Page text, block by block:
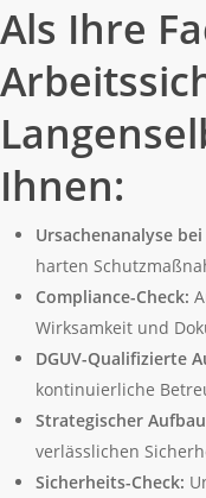
Als Ihre
Ihnen:
Ursachenanalyse
harten
Compliance-Check:
Wirksamkeit und
DGUV-Qualifizierte
kontinuierliche
Strategischer
verlässlichen
Sicherheits-Check: